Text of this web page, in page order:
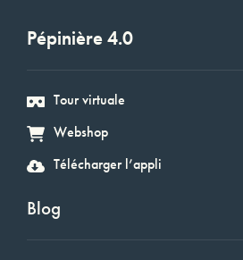
Pépinière 4.0
Tour virtuale
Webshop
Télécharger l’appli
Blog